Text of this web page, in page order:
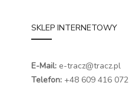
SKLEP INTERNETOWY
E-Mail: e-tracz@tracz.pl
Telefon: +48 609 416 072